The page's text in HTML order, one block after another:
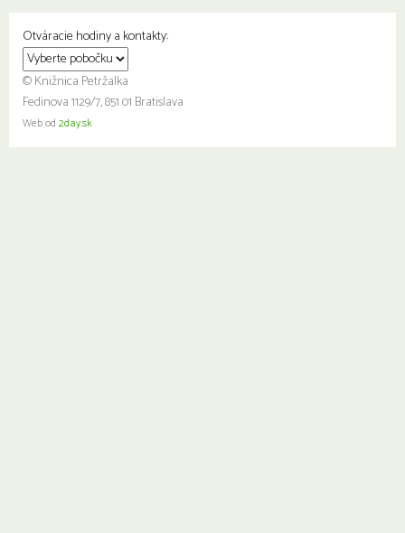
Otváracie hodiny a kontakty:
© Knižnica Petržalka
Fedinova 1129/7, 851 01 Bratislava
Web od 2day.sk